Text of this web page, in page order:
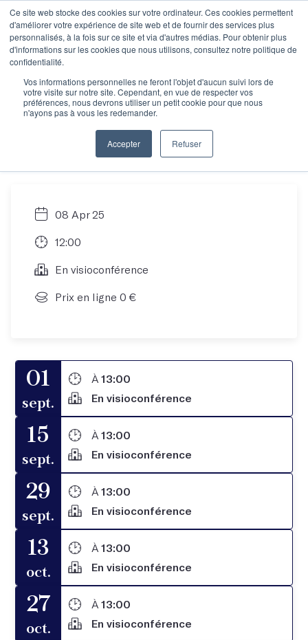
Ce site web stocke des cookies sur votre ordinateur. Ces cookies permettent
d'améliorer votre expérience de site web et de fournir des services plus
personnalisés, à la fois sur ce site et via d'autres médias. Pour obtenir plus
d'informations sur les cookies que nous utilisons, consultez notre politique de
confidentialité.
Vos informations personnelles ne feront l'objet d'aucun suivi lors de
votre visite sur notre site. Cependant, en vue de respecter vos
préférences, nous devrons utiliser un petit cookie pour que nous
n'ayons pas à vous les redemander.
Accepter Refuser
Objectif manuscrit :
Comment écrire son
roman en 12 mois ?
08 Apr 25
12:00
En visioconférence
Prix en ligne 0 €
01
sept.
À 13:00
En visioconférence
15
sept.
À 13:00
En visioconférence
29
sept.
À 13:00
En visioconférence
13
oct.
À 13:00
En visioconférence
27
oct.
À 13:00
En visioconférence